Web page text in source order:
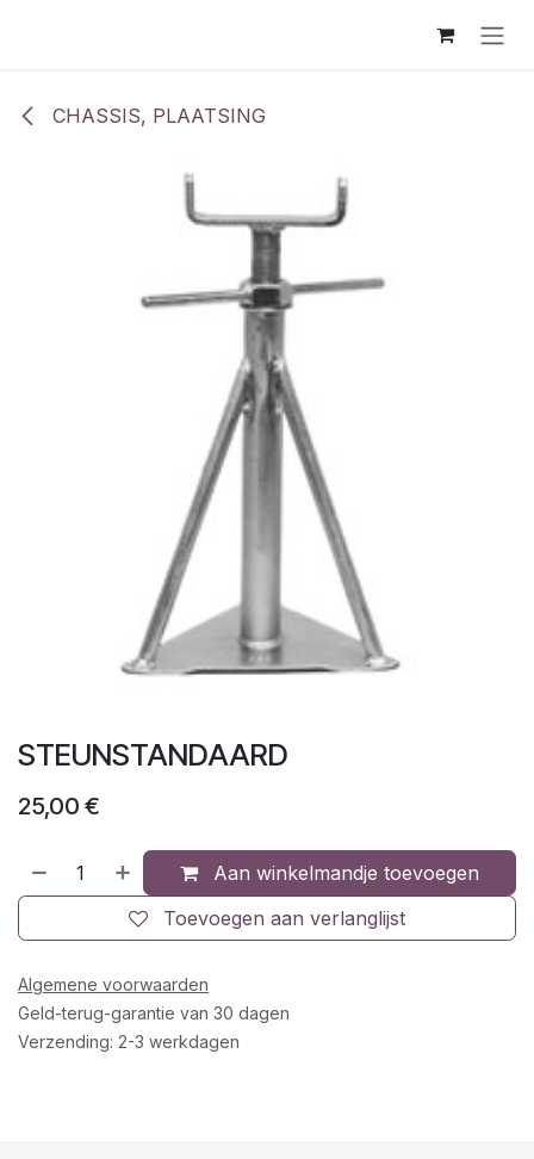
CHASSIS, PLAATSING
STEUNSTANDAARD
25,00 €
Aan winkelmandje toevoegen
Toevoegen aan verlanglijst
Algemene voorwaarden
Geld-terug-garantie van 30 dagen
Verzending: 2-3 werkdagen